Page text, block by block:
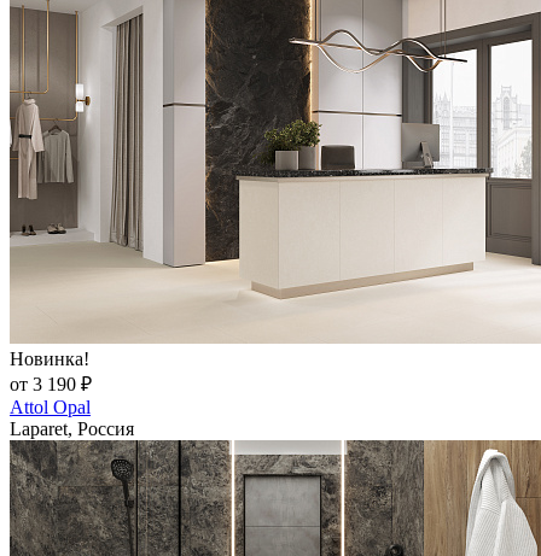
Новинка!
от 3 190 ₽
Attol Opal
Laparet, Россия